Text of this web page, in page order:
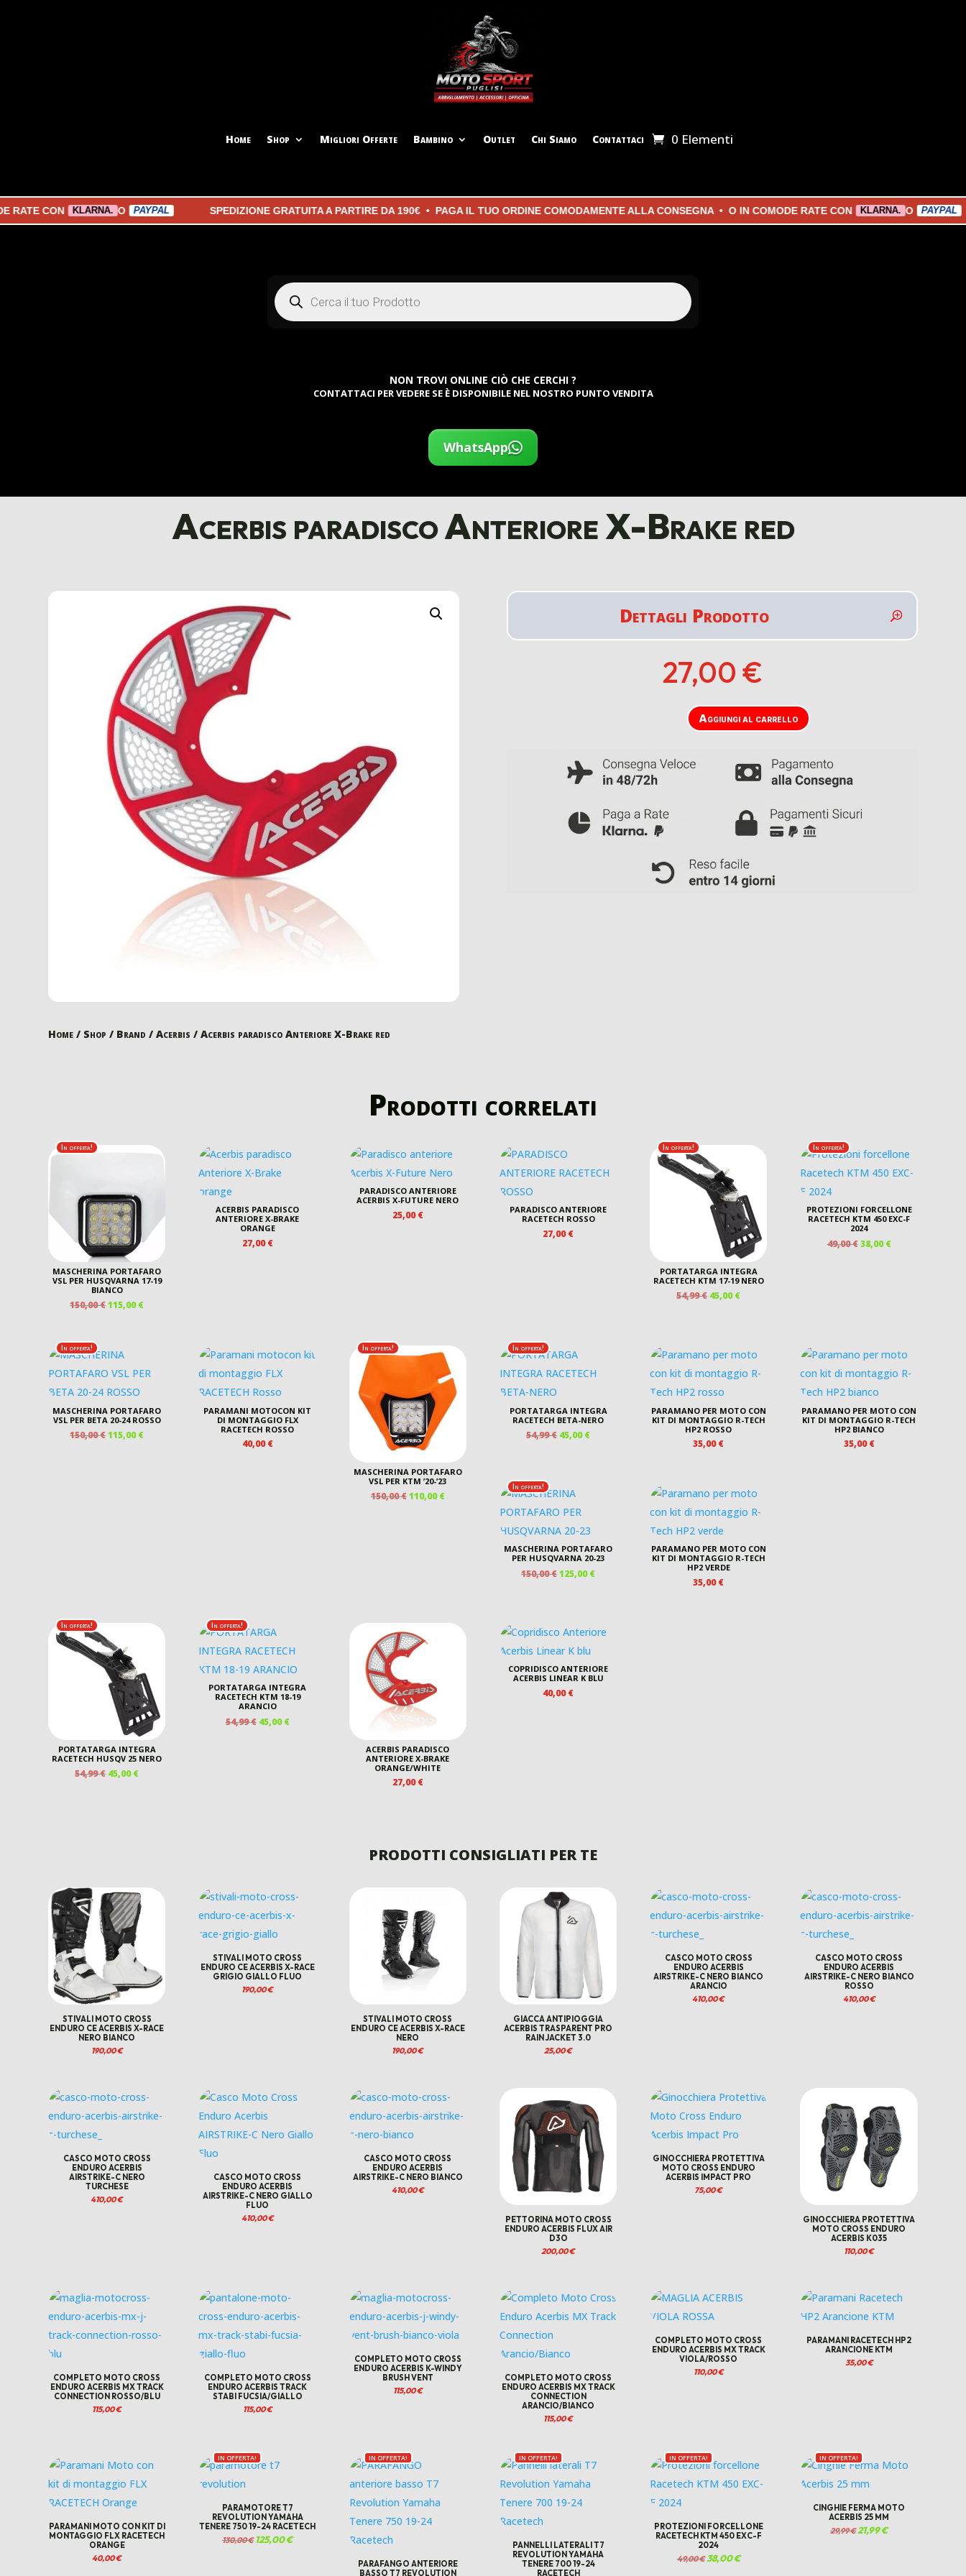
Home Shop Migliori Offerte Bambino Outlet Chi Siamo Contattaci 0 Elementi
CON KLARNA. O PAYPAL SPEDIZIONE GRATUITA A PARTIRE DA 190€ • PAGA IL TUO ORDINE COMODAMENTE ALLA CONSEGNA • O IN COMODE RATE CON KLARNA. O PAYPAL
Products
search
NON TROVI ONLINE CIÒ CHE CERCHI ?
CONTATTACI PER VEDERE SE È DISPONIBILE NEL NOSTRO PUNTO VENDITA
WhatsApp
Acerbis paradisco Anteriore X-Brake red
Home / Shop / Brand /Acerbis / Acerbis paradisco Anteriore X-Brake red
Dettagli Prodotto
27,00 €
Aggiungi al carrello
Prodotti correlati
In offerta!
MASCHERINA PORTAFARO
VSL PER HUSQVARNA 17-19
BIANCO
150,00€IL
150,00 €.
115,00€IL
ACERBIS PARADISCO
ANTERIORE X-BRAKE
ORANGE
27,00€
PARADISCO ANTERIORE
ACERBIS X-FUTURE NERO
25,00€
PARADISCO ANTERIORE
RACETECH ROSSO
27,00€
In offerta!
PORTATARGA INTEGRA
RACETECH KTM 17-19 NERO
54,99€ IL
45,00€IL
In offerta!
PROTEZIONI FORCELLONE
RACETECH KTM 450 EXC-F
2024
49,00€ IL
38,00€IL
In offerta!
MASCHERINA PORTAFARO
VSL PER BETA 20-24 ROSSO
150,00€IL
115,00€IL
PARAMANI MOTOCON KIT
DI MONTAGGIO FLX
RACETECH ROSSO
40,00€
In offerta!
MASCHERINA PORTAFARO
VSL PER KTM ’20-’23
150,00€IL
110,00€IL
In offerta!
PORTATARGA INTEGRA
RACETECH BETA-NERO
54,99€ IL
45,00€IL
PARAMANO PER MOTO CON
KIT DI MONTAGGIO R-TECH
HP2 ROSSO
35,00€
PARAMANO PER MOTO CON
KIT DI MONTAGGIO R-TECH
HP2 BIANCO
35,00€
In offerta!
MASCHERINA PORTAFARO
PER HUSQVARNA 20-23
150,00€IL
125,00€IL
PARAMANO PER MOTO CON
KIT DI MONTAGGIO R-TECH
HP2 VERDE
35,00€
In offerta!
PORTATARGA INTEGRA
RACETECH HUSQV 25 NERO
54,99€ IL
45,00€IL
In offerta!
PORTATARGA INTEGRA
RACETECH KTM 18-19
ARANCIO
54,99€ IL
45,00€IL
ACERBIS PARADISCO
ANTERIORE X-BRAKE
ORANGE/WHITE
27,00€
COPRIDISCO ANTERIORE
ACERBIS LINEAR K BLU
40,00€
PRODOTTI CONSIGLIATI PER TE
STIVALI MOTO CROSS
ENDURO CE ACERBIS X-RACE
NERO BIANCO
190,00€
STIVALI MOTO CROSS
ENDURO CE ACERBIS X-RACE
GRIGIO GIALLO FLUO
190,00€
STIVALI MOTO CROSS
ENDURO CE ACERBIS X-RACE
NERO
190,00€
GIACCA ANTIPIOGGIA
ACERBIS TRASPARENT PRO
RAIN JACKET 3.0
25,00€
CASCO MOTO CROSS
ENDURO ACERBIS
AIRSTRIKE-C NERO BIANCO
ARANCIO
410,00€
CASCO MOTO CROSS
ENDURO ACERBIS
AIRSTRIKE-C NERO BIANCO
ROSSO
410,00€
CASCO MOTO CROSS
ENDURO ACERBIS
AIRSTRIKE-C NERO
TURCHESE
410,00€
CASCO MOTO CROSS
ENDURO ACERBIS
AIRSTRIKE-C NERO GIALLO
FLUO
410,00€
CASCO MOTO CROSS
ENDURO ACERBIS
AIRSTRIKE-C NERO BIANCO
410,00€
PETTORINA MOTO CROSS
ENDURO ACERBIS FLUX AIR
D3O
200,00€
GINOCCHIERA PROTETTIVA
MOTO CROSS ENDURO
ACERBIS IMPACT PRO
75,00€
GINOCCHIERA PROTETTIVA
MOTO CROSS ENDURO
ACERBIS K035
110,00€
COMPLETO MOTO CROSS
ENDURO ACERBIS MX TRACK
CONNECTION ROSSO/BLU
115,00€
COMPLETO MOTO CROSS
ENDURO ACERBIS TRACK
STABI FUCSIA/GIALLO
115,00€
COMPLETO MOTO CROSS
ENDURO ACERBIS K-WINDY
BRUSH VENT
115,00€
COMPLETO MOTO CROSS
ENDURO ACERBIS MX TRACK
CONNECTION
ARANCIO/BIANCO
115,00€
COMPLETO MOTO CROSS
ENDURO ACERBIS MX TRACK
VIOLA/ROSSO
110,00€
PARAMANI RACETECH HP2
ARANCIONE KTM
35,00€
PARAMANI MOTO CON KIT DI
MONTAGGIO FLX RACETECH
ORANGE
40,00€
IN OFFERTA!
PARAMOTORE T7
REVOLUTION YAMAHA
TENERE 750 19-24 RACETECH
130,00€ Il
prezzo
125,00€Il
prezzo
IN OFFERTA!
PARAFANGO ANTERIORE
BASSO T7 REVOLUTION
IN OFFERTA!
PANNELLI LATERALI T7
REVOLUTION YAMAHA
TENERE 700 19-24
RACETECH
IN OFFERTA!
PROTEZIONI FORCELLONE
RACETECH KTM 450 EXC-F
2024
49,00€Il
prezzo
38,00€Il
prezzo
IN OFFERTA!
CINGHIE FERMA MOTO
ACERBIS 25 MM
29,99€ Il
prezzo
21,99€Il
prezzo